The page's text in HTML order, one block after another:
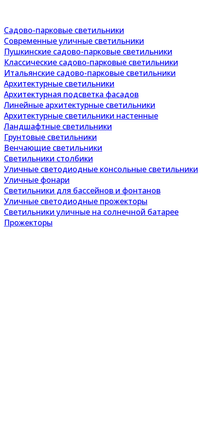
Садово-парковые светильники
Современные уличные светильники
Пушкинские садово-парковые светильники
Классические садово-парковые светильники
Итальянские садово-парковые светильники
Архитектурные светильники
Архитектурная подсветка фасадов
Линейные архитектурные светильники
Архитектурные светильники настенные
Ландшафтные светильники
Грунтовые светильники
Венчающие светильники
Светильники столбики
Уличные светодиодные консольные светильники
Уличные фонари
Светильники для бассейнов и фонтанов
Уличные светодиодные прожекторы
Светильники уличные на солнечной батарее
Прожекторы